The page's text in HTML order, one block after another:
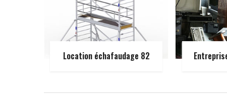
Location échafaudage 82